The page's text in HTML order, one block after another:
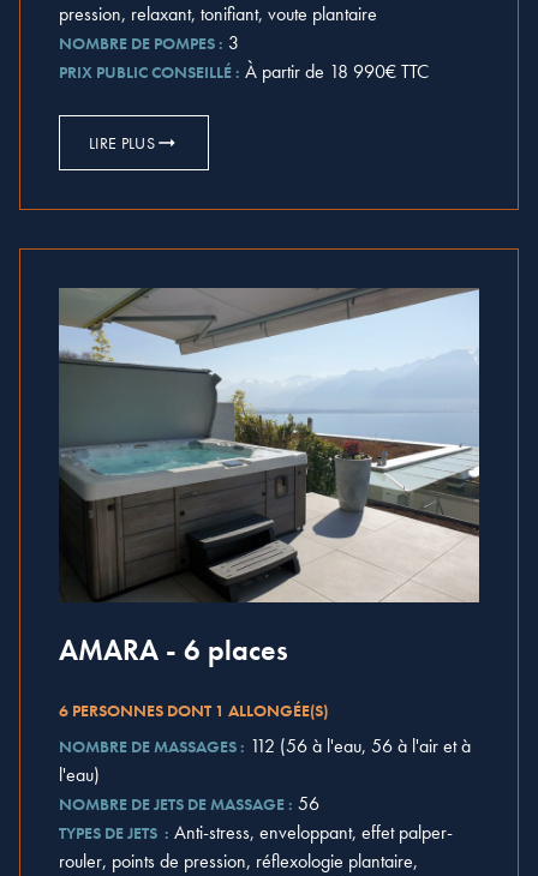
pression, relaxant, tonifiant, voute plantaire
NOMBRE DE POMPES : 3
PRIX PUBLIC CONSEILLÉ : À partir de 18 990€ TTC
LIRE PLUS
AMARA - 6 places
6 PERSONNES DONT 1 ALLONGÉE(S)
NOMBRE DE MASSAGES : 112 (56 à l'eau, 56 à l'air et à
l'eau)
NOMBRE DE JETS DE MASSAGE : 56
TYPES DE JETS : Anti-stress, enveloppant, effet palper-
rouler, points de pression, réflexologie plantaire,